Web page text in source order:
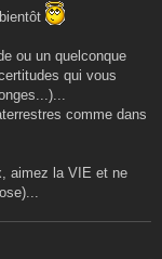
ou un quelconque
qui vous
comme dans
aimez la VIE et ne